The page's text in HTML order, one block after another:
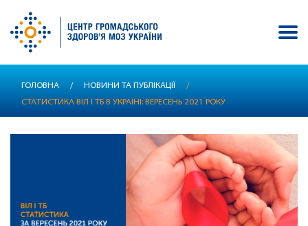
основного
ГОЛОВНА / НОВИНИ ТА ПУБЛІКАЦІЇ
/
СТАТИСТИКА ВІЛ І ТБ В УКРАЇНІ: ВЕРЕСЕНЬ 2021 РОКУ